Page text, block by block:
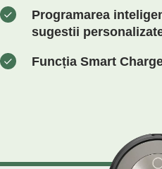
Programarea
sugestii
Funcția Smart